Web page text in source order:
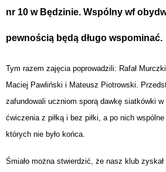
nr 10 w Będzinie. Wspólny wf
pewnością będą długo wspominać.
Tym razem zajęcia poprowadzili: Rafał
Maciej Pawliński i Mateusz Piotrowski.
zafundowali uczniom sporą dawkę siatkówki w
ćwiczenia z piłką i bez piłki, a po nich
których nie było końca.
Śmiało można stwierdzić, że nasz klub